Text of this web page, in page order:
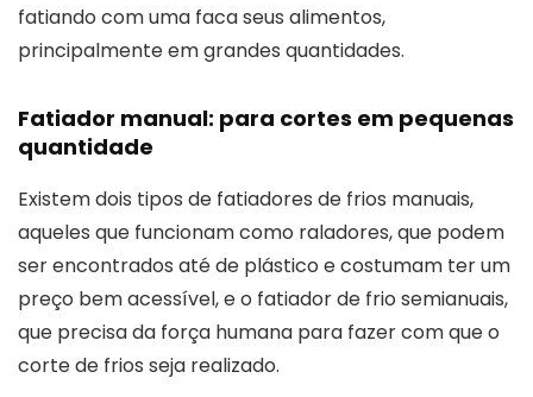
fatiando com uma faca seus alimentos,
principalmente em grandes quantidades.
Fatiador manual: para cortes em pequenas
quantidade
Existem dois tipos de fatiadores de frios manuais,
aqueles que funcionam como raladores, que podem
ser encontrados até de plástico e costumam ter um
preço bem acessível, e o fatiador de frio semianuais,
que precisa da força humana para fazer com que o
corte de frios seja realizado.